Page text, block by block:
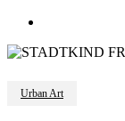
Urban Art